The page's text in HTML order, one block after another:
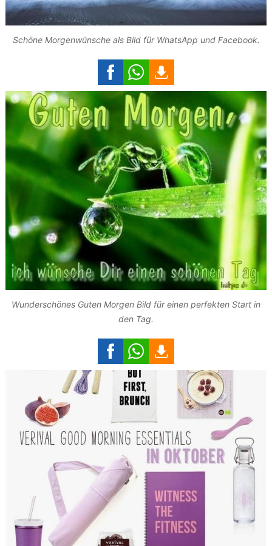
Schöne Morgenwünsche als Bild für WhatsApp und Facebook.
Wunderschönes Guten Morgen Bild für einen perfekten Start in
den Tag.